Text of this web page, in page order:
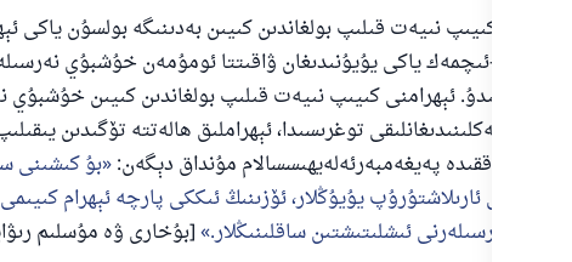
2-ئېھرامنى كىيىپ نىيەت قىلىپ بولغاندىن كىيىن بەدىنىگە بولسۇن ياكى
ياكى يېمەك-ئىچمەك ياكى يۇيۇنىدىغان ۋاقىتتا ئومۇمەن خۇشبۇي
تەلەپ قىلىنىدۇ. ئېھرامنى كىيىپ نىيەت قىلىپ بولغاندىن كىيىن خۇشبۇي
قىلىشنىڭ چەكلىنىدىغانلىقى توغرىسىدا، ئېھراملىق ھالەتتە تۆگىدىن
كىشىنىڭ ھەققىدە پەيغەمبەرئەلەيھىسسالام مۇنداق دېگەن: بۇ كىشىنى
يوپۇرمىقىنى ئارىلاشتۇرۇپ يۇيۇڭلار، ئۆزىنىڭ ئىككى پارچە ئېھرام
خۇشبۇي نەرسىلەرنى ئىشلىتىشتىن ساقلىنىڭلار. [بۇخارى ۋە مۇسلىم